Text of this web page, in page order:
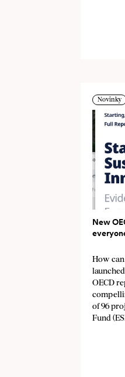
Novinky
New
How
OECD
of 96
Fund